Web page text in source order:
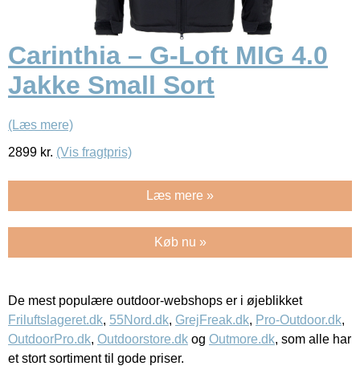
Carinthia – G-Loft MIG 4.0
Jakke Small Sort
(Læs mere)
2899 kr. (Vis fragtpris)
Læs mere »
Køb nu »
De mest populære outdoor-webshops er i øjeblikket
Friluftslageret.dk, 55Nord.dk, GrejFreak.dk, Pro-Outdoor.dk,
OutdoorPro.dk, Outdoorstore.dk og Outmore.dk, som alle har
et stort sortiment til gode priser.